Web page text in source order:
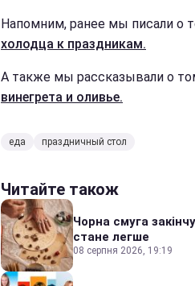
Напомним, ранее мы писали о
холодца к праздникам.
А также мы рассказывали о
винегрета и оливье.
еда праздничный стол
Читайте також
Чорна смуга
стане легше
08 серпня 2026, 19:19